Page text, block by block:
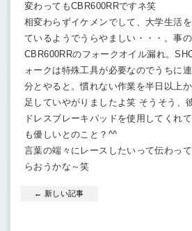
変わってもCBR600RRですネ笑
相変わらずイケメンでして、大学生活
ているようでうらやましい・・・。事
CBR600RRのフォークオイル漏れ。
ォークは特殊工具が必要なのでうちに
分とやると。慣れない作業を半日以上
足していやがりましたよ笑 そうそう、
ドレスブレーキパッドを使用してくれ
も優しいとのこと？^^
言葉の端々にレースしたいって伝わっ
らおうかな～笑
← 新しい記事